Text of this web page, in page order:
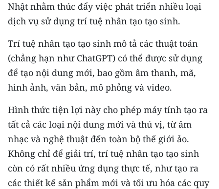
Media Khoa học - Công nghệ
Media Môi trường
Ảnh
Infographic
TIN MỚI
TIN ĐỊA PHƯƠNG
Trung du và miền núi phía Bắc
Đồng bằng sông Hồng
Nhật nhằm thúc đẩy việc phát triển nhiều loại
dịch vụ sử dụng trí tuệ nhân tạo tạo sinh.
Trí tuệ nhân tạo tạo sinh mô tả các thuật toán
(chẳng hạn như ChatGPT) có thể được sử dụng
để tạo nội dung mới, bao gồm âm thanh, mã,
hình ảnh, văn bản, mô phỏng và video.
Hình thức tiện lợi này cho phép máy tính tạo ra
tất cả các loại nội dung mới và thú vị, từ âm
nhạc và nghệ thuật đến toàn bộ thế giới ảo.
Không chỉ để giải trí, trí tuệ nhân tạo tạo sinh
còn có rất nhiều ứng dụng thực tế, như tạo ra
các thiết kế sản phẩm mới và tối ưu hóa các quy